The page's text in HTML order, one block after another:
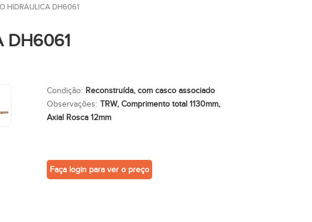
HIDRÁULICA DH6061
DH6061
Condição: Reconstruída, com casco associado
Observações: TRW, Comprimento total 1130mm,
Axial Rosca 12mm
Faça login para ver o preço